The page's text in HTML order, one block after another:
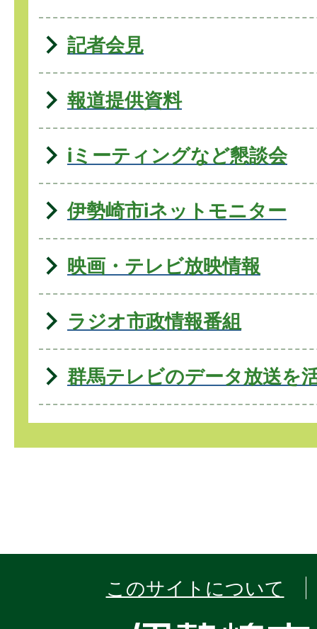
記者会見
報道提供資料
iミーティングなど懇談会
伊勢崎市iネットモニター
映画・テレビ放映情報
ラジオ市政情報番組
群馬テレビのデータ放送を
このサイトについて